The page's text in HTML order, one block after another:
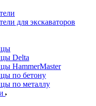
для экскаваторов
Delta
HammerMaster
по бетону
по металлу